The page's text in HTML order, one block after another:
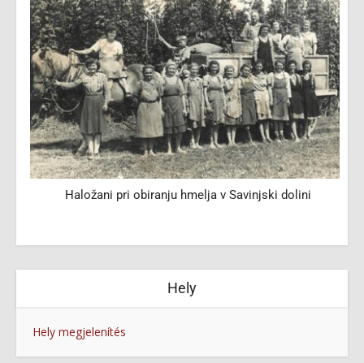
Haložani pri obiranju hmelja v Savinjski dolini
Hely
Hely megjelenítés